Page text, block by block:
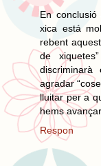
En
xica está
rebent
de
agradar
lluitar per a
hems
Respon